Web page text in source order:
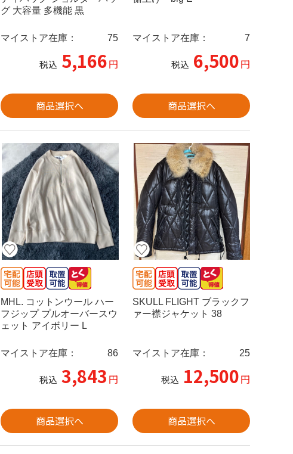
グ 大容量 多機能 黒
マイストア在庫： 75
税込 5,166円
商品選択へ
マイストア在庫： 7
税込 6,500円
商品選択へ
MHL. コットンウール ハー
フジップ プルオーバースウ
ェット アイボリー L
マイストア在庫： 86
税込 3,843 円
商品選択へ
SKULL FLIGHT ブラックフ
ァー襟ジャケット 38
マイストア在庫： 25
税込 12,500円
商品選択へ